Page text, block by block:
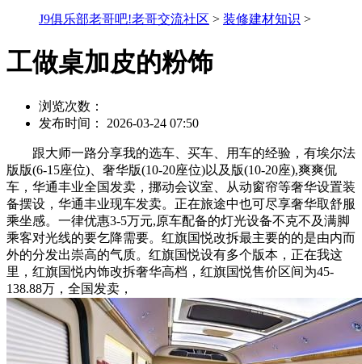
J9俱乐部老哥吧!老哥交流社区 > 装修建材知识 >
工做桌加皮的粉饰
浏览次数：
发布时间： 2026-03-24 07:50
跟大师一路分享我的选车、买车、用车的经验，有埃尔法
版版(6-15座位)、奢华版(10-20座位)以及版(10-20座),爽爽侃
车，华通丰业全国发卖，挪动会议室、从动窗帘等奢华设置装
备摆设，华通丰业现车发卖。正在旅途中也可尽享奢华取舒服
乘坐感。一律优惠3-5万元,原车配备的灯光设备不克不及满脚
乘客对光线的要乞降需要。红旗国悦改拆最主要的的是由内而
外的分发出崇高的气质。红旗国悦设有多个版本，正在我这
里，红旗国悦内饰改拆奢华高档，红旗国悦售价区间为45-
138.88万，全国发卖，